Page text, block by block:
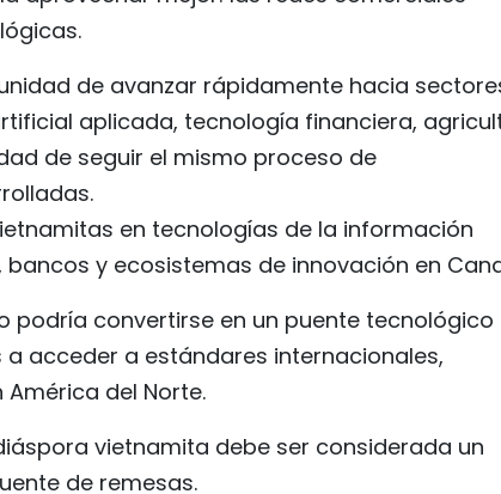
de avanzar rápidamente hacia
aplicada, tecnología financiera,
de seguir el mismo proceso de
en tecnologías de la información
y ecosistemas de innovación en
podría convertirse en un puente tecnológico
acceder a estándares internacionales,
del Norte.
vietnamita debe ser considerada un
de remesas.